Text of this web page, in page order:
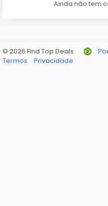
Ainda não tem
© 2026 Find Top Deals
Termos
Privacidade